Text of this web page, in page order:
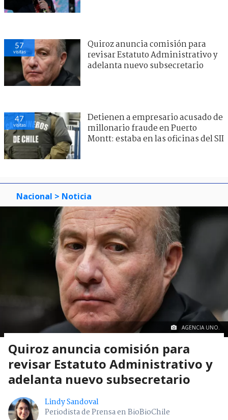
57
visitas
Quiroz anuncia comisión para
revisar Estatuto Administrativo y
adelanta nuevo subsecretario
47
visitas
Detienen a empresario acusado de
millonario fraude en Puerto
Montt: estaba en las oficinas del SII
Nacional > Noticia
AGENCIA UNO.
Quiroz anuncia comisión para
revisar Estatuto Administrativo y
adelanta nuevo subsecretario
Lindy Sandoval
Periodista de Prensa en BioBioChile